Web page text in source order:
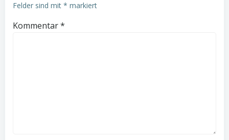
Felder sind mit * markiert
Kommentar*